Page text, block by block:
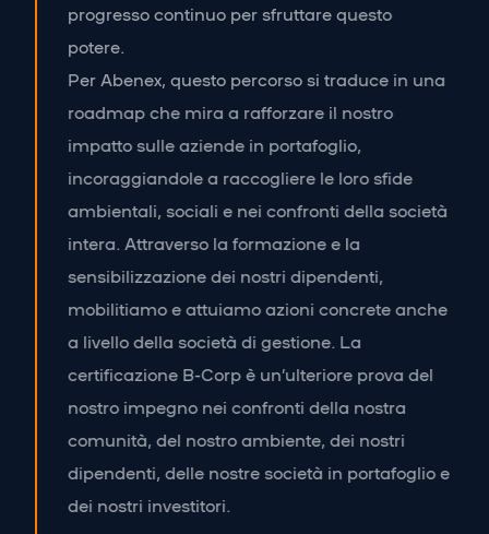
progresso continuo per sfruttare questo
potere.
Per Abenex, questo percorso si traduce in una
roadmap che mira a rafforzare il nostro
impatto sulle aziende in portafoglio,
incoraggiandole a raccogliere le loro sfide
ambientali, sociali e nei confronti della società
intera. Attraverso la formazione e la
sensibilizzazione dei nostri dipendenti,
mobilitiamo e attuiamo azioni concrete anche
a livello della società di gestione. La
certificazione B-Corp è un’ulteriore prova del
nostro impegno nei confronti della nostra
comunità, del nostro ambiente, dei nostri
dipendenti, delle nostre società in portafoglio e
dei nostri investitori.